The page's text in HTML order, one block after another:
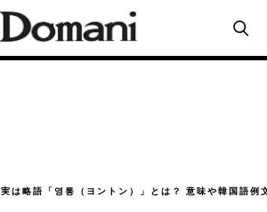
実は略語「영통（ヨントン）」とは？ 意味や韓国語例